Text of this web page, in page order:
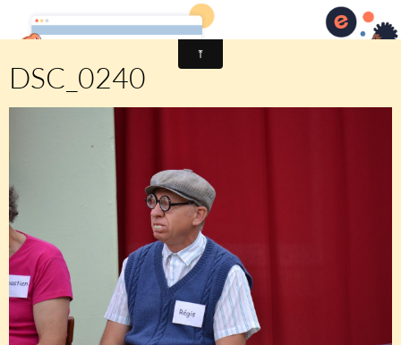
Comité des fêtes de CHEUX
DSC_0240